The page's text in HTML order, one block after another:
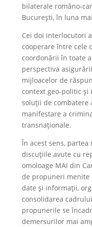
bilaterale româno-
București, în luna
Cei doi interlocutori
cooperare între cele
coordonării în toate
perspectiva
mijloacelor de
context geo-politic și
soluții de combatere
manifestare a
transnaționale.
În acest sens,
discuțiile avute cu
omoloage MAI din
de propuneri menite
date și informații,
consolidarea
propunerile se
demersurilor mai